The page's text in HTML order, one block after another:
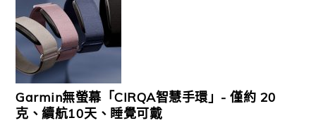
Garmin無螢幕「CIRQA智慧手環」- 僅約 20
克、續航10天、睡覺可戴